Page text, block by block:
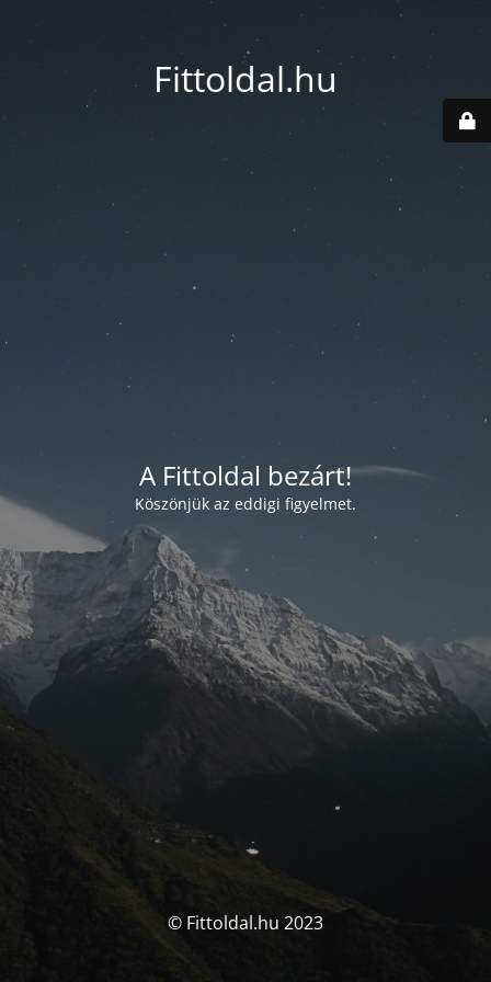
Fittoldal.hu
A Fittoldal bezárt!
Köszönjük az eddigi figyelmet.
© Fittoldal.hu 2023